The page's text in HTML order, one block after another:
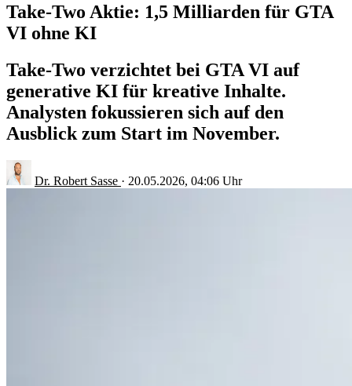
Take-Two Aktie: 1,5 Milliarden für GTA
VI ohne KI
Take-Two verzichtet bei GTA VI auf
generative KI für kreative Inhalte.
Analysten fokussieren sich auf den
Ausblick zum Start im November.
Dr. Robert Sasse · 20.05.2026, 04:06 Uhr